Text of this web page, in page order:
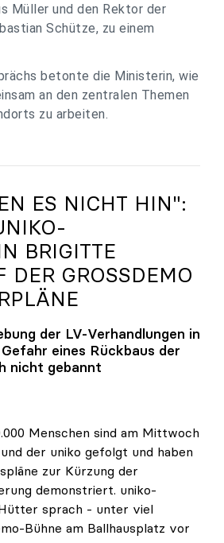
Müller und den Rektor der
Schütze, zu einem
betonte die Ministerin, wie
an den zentralen Themen
zu arbeiten.
Spitze zum Austausch
ES NICHT HIN":
-
BRIGITTE
GROSSDEMO G
der LV-Verhandlungen in
eines Rückbaus der
nicht gebannt
Menschen sind am Mittwoch
der uniko gefolgt und haben
zur Kürzung der
demonstriert. uniko-
sprach - unter viel
Bühne am Ballhausplatz vor